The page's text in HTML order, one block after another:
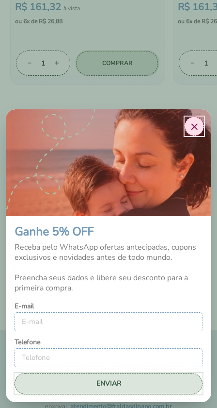
×
Ganhe 5% OFF
Receba pelo WhatsApp ofertas antecipadas, cupons
exclusivos e novidades antes de todo mundo.
Preencha seus dados e libere seu desconto para a
primeira compra.
E-mail
Telefone
ENVIAR
R$ 161,32
6 R$ 26,88
＋
－ COMPRAR
R$ 161,
6 R$ 26
－
AVALIAÇÕES DOS
NOSSOS CLIENTES
Tem esse produto? Seja o primeiro a avaliá-lo!
FALE COM A GENTE
A Dipano tem um suporte exclusivo para ajudar você a comprar seu